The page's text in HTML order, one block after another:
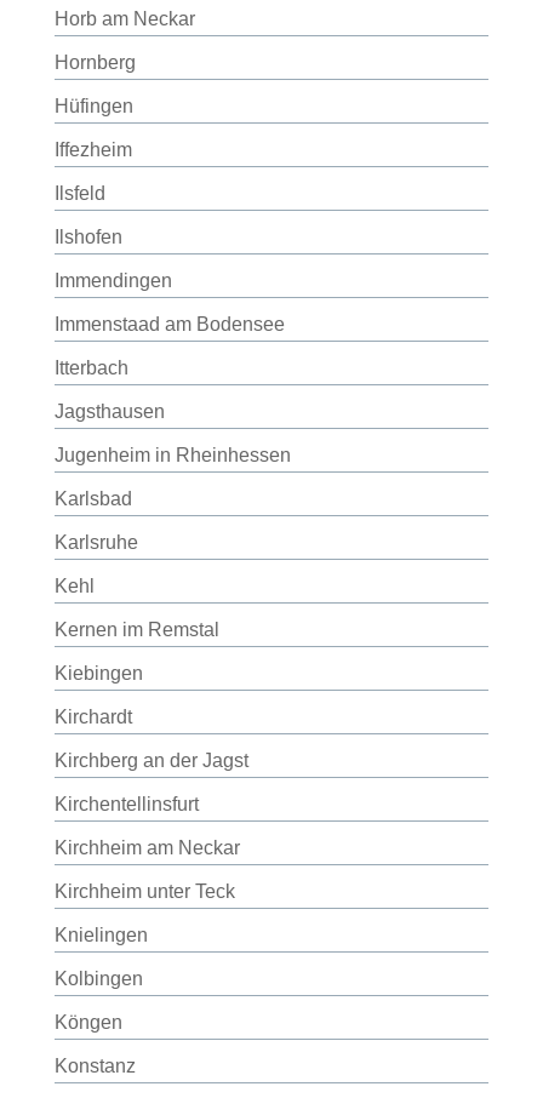
Horb am Neckar
Hornberg
Hüfingen
Iffezheim
Ilsfeld
Ilshofen
Immendingen
Immenstaad am Bodensee
Itterbach
Jagsthausen
Jugenheim in Rheinhessen
Karlsbad
Karlsruhe
Kehl
Kernen im Remstal
Kiebingen
Kirchardt
Kirchberg an der Jagst
Kirchentellinsfurt
Kirchheim am Neckar
Kirchheim unter Teck
Knielingen
Kolbingen
Köngen
Konstanz